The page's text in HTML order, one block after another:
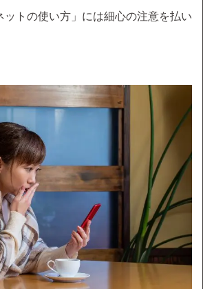
ットの使い方」には細心の注意を払い